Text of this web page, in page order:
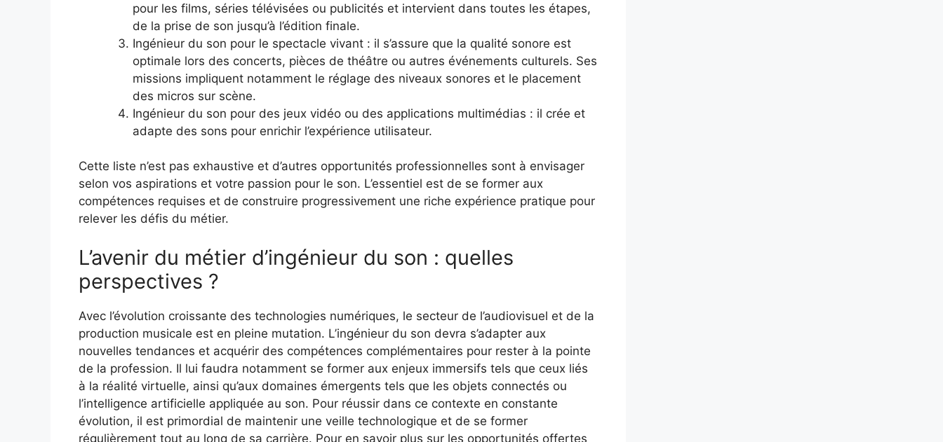
pour les films, séries télévisées ou publicités et intervient dans toutes les étapes,
de la prise de son jusqu’à l’édition finale.
Ingénieur du son pour le spectacle vivant : il s’assure que la qualité sonore est
optimale lors des concerts, pièces de théâtre ou autres événements culturels. Ses
missions impliquent notamment le réglage des niveaux sonores et le placement
des micros sur scène.
Ingénieur du son pour des jeux vidéo ou des applications multimédias : il crée et
adapte des sons pour enrichir l’expérience utilisateur.
Cette liste n’est pas exhaustive et d’autres opportunités professionnelles sont à envisager
selon vos aspirations et votre passion pour le son. L’essentiel est de se former aux
compétences requises et de construire progressivement une riche expérience pratique pour
relever les défis du métier.
L’avenir du métier d’ingénieur du son : quelles
perspectives ?
Avec l’évolution croissante des technologies numériques, le secteur de l’audiovisuel et de la
production musicale est en pleine mutation. L’ingénieur du son devra s’adapter aux
nouvelles tendances et acquérir des compétences complémentaires pour rester à la pointe
de la profession. Il lui faudra notamment se former aux enjeux immersifs tels que ceux liés
à la réalité virtuelle, ainsi qu’aux domaines émergents tels que les objets connectés ou
l’intelligence artificielle appliquée au son. Pour réussir dans ce contexte en constante
évolution, il est primordial de maintenir une veille technologique et de se former
régulièrement tout au long de sa carrière. Pour en savoir plus sur les opportunités offertes